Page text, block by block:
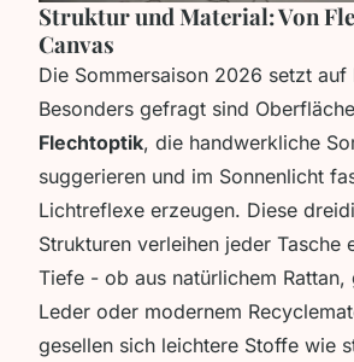
Struktur und Material: Von
Canvas
Die Sommersaison 2026 setzt auf
Besonders gefragt sind
Flechtoptik, die handwerkliche
suggerieren und im Sonnenlicht
Lichtreflexe erzeugen. Diese
Strukturen verleihen jeder Tasche
Tiefe - ob aus natürlichem Rattan,
Leder oder modernem
gesellen sich leichtere Stoffe wie